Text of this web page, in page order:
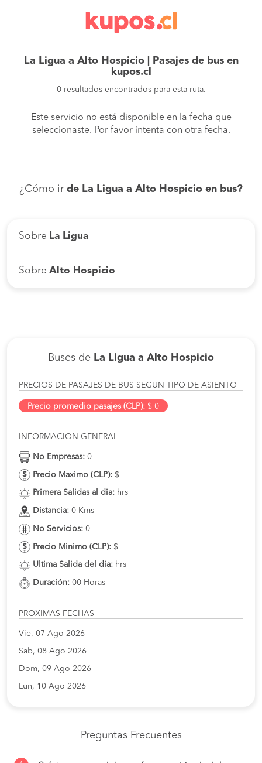
La Ligua a Alto Hospicio | Pasajes de bus en
kupos.cl
0 resultados encontrados para esta ruta.
Este servicio no está disponible en la fecha que
seleccionaste. Por favor intenta con otra fecha.
¿Cómo ir de La Ligua a Alto Hospicio en bus?
Sobre La Ligua
Sobre Alto Hospicio
Buses de La Ligua a Alto Hospicio
PRECIOS DE PASAJES DE BUS SEGUN TIPO DE ASIENTO
Precio promedio pasajes (CLP): $ 0
INFORMACION GENERAL
No Empresas: 0
Precio Maximo (CLP): $
Primera Salidas al dia: hrs
Distancia: 0 Kms
No Servicios: 0
Precio Minimo (CLP): $
Ultima Salida del dia: hrs
Duración: 00 Horas
PROXIMAS FECHAS
Vie, 07 Ago 2026
Sab, 08 Ago 2026
Dom, 09 Ago 2026
Lun, 10 Ago 2026
Preguntas Frecuentes